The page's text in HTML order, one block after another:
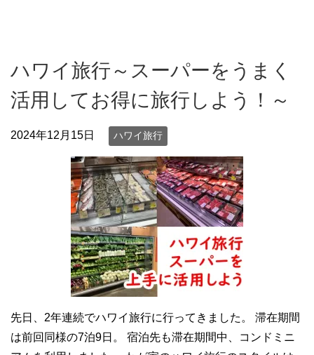
ハワイ旅行～スーパーをうまく
活用してお得に旅行しよう！～
2024年12月15日 ハワイ旅行
先日、2年連続でハワイ旅行に行ってきました。 滞在期間
は前回同様の7泊9日。 宿泊先も滞在期間中、コンドミニ